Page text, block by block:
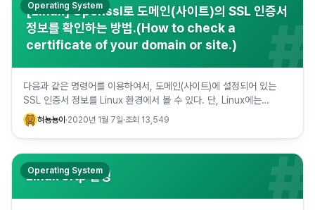
[Linux] Openssl로 도메인(사이트)의 SSL 인증서
정보를 확인하는 방법.(How to check a
certificate of your domain or site.)
#
Operating System
다음과 같은 명령어를 이용하여서, 도메인(사이트)에 설정되어 있는
SSL 인증서 정보를 Linux 환경에서 볼 수 있다. 단, Linux에는
OpenSSL이 설치 되어 있어야 한다. 명령어: ech…
혀뇽뇽이 ·2020년 1월 7일·조회 13,549
Linux sftp 설정 #
Operating System